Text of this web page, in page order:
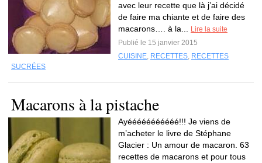
avec leur recette que là j’ai décidé
de faire ma chiante et de faire des
macarons…. à la...
Lire la suite
Publié le 15 janvier 2015
CUISINE, RECETTES, RECETTES
SUCRÉES
Macarons à la pistache
Ayééééééééééé!!! Je viens de
m’acheter le livre de Stéphane
Glacier : Un amour de macaron. 63
recettes de macarons et pour tous